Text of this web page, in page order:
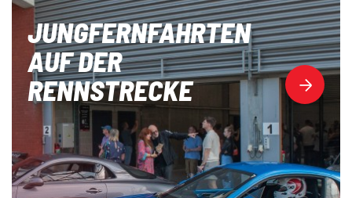
JUNGFERNFAHRTEN
AUF DER
RENNSTRECKE